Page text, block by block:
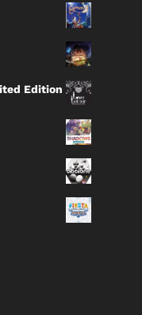
Edition